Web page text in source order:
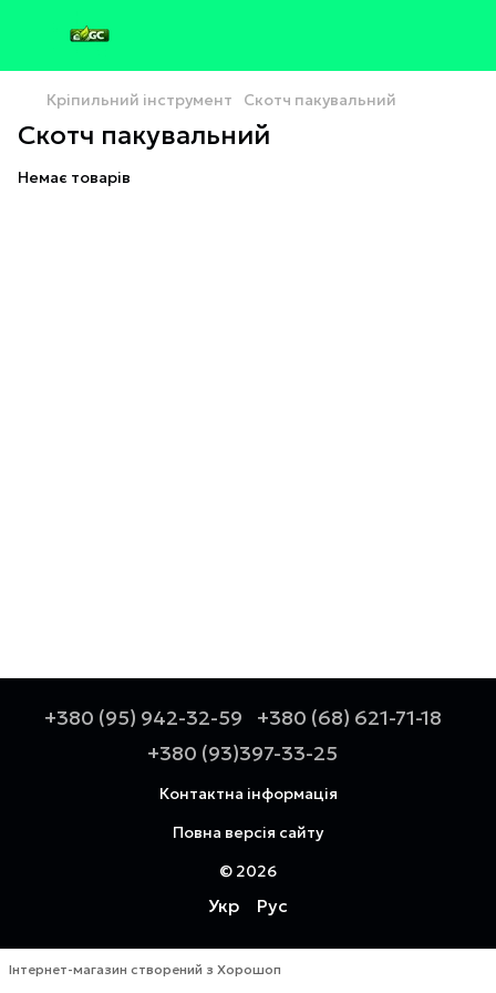
Кріпильний інструмент Скотч пакувальний
Скотч пакувальний
Немає товарів
+380 (95) 942-32-59
+380 (68) 621-71-18
+380 (93)397-33-25
Контактна інформація
Повна версія сайту
© 2026
Укр Рус
Інтернет-магазин створений з Хорошоп